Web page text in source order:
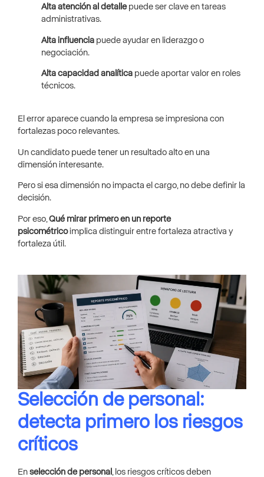
Alta atención al detallepuede ser clave en tareas
administrativas.
Alta influencia puede ayudar en liderazgo o
negociación.
Alta capacidad analítica puede aportar valor en roles
técnicos.
El error aparece cuando la empresa se impresiona con
fortalezas poco relevantes.
Un candidato puede tener un resultado alto en una
dimensión interesante.
Pero si esa dimensión no impacta el cargo, no debe definir la
decisión.
Por eso, Qué mirar primero en un reporte
psicométricoimplica distinguir entre fortaleza atractiva y
fortaleza útil.
Selección de personal:
detecta primero los riesgos
críticos
En selección de personal
, los riesgos críticos deben